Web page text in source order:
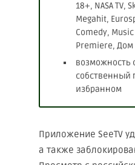
18+, NASA TV,
Megahit,
Comedy, Music
Premiere, Дом
возможность
собственный
избранном
Приложение SeeTV
а также